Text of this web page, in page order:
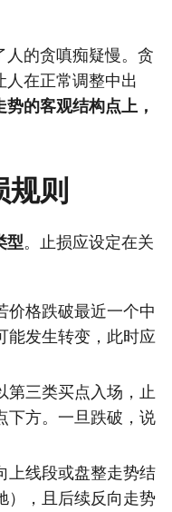
人的贪嗔痴疑慢。贪
在正常调整中出
的客观结构点上，
规则
型。止损应设定在关
价格跌破最近一个中
能发生转变，此时应
第三类买点入场，止
下方。一旦跌破，说
上线段或盘整走势结
），且后续反向走势